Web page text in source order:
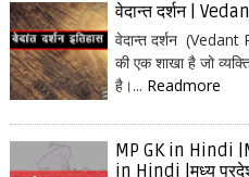
वेदान्त दर्शन |
वेदान्त दर्शन (Vedant
की एक शाखा है जो व्यक्ति
है।... Readmore
MP GK in Hindi
in Hindi |मध्य प्रदेश